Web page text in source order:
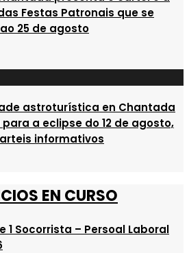
Festas Patronais que se
25 de agosto
astroturística en Chantada
a eclipse do 12 de agosto,
informativos
EN CURSO
1 Socorrista – Persoal Laboral